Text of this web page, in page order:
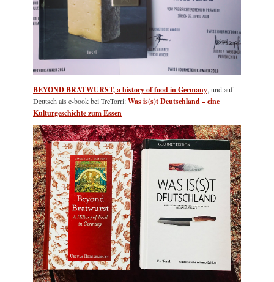
BEYOND BRATWURST, a history of food in Germany, und auf
Deutsch als e-book bei TreTorri:Was is(s)t Deutschland – eine
Kulturgeschichte zum Essen